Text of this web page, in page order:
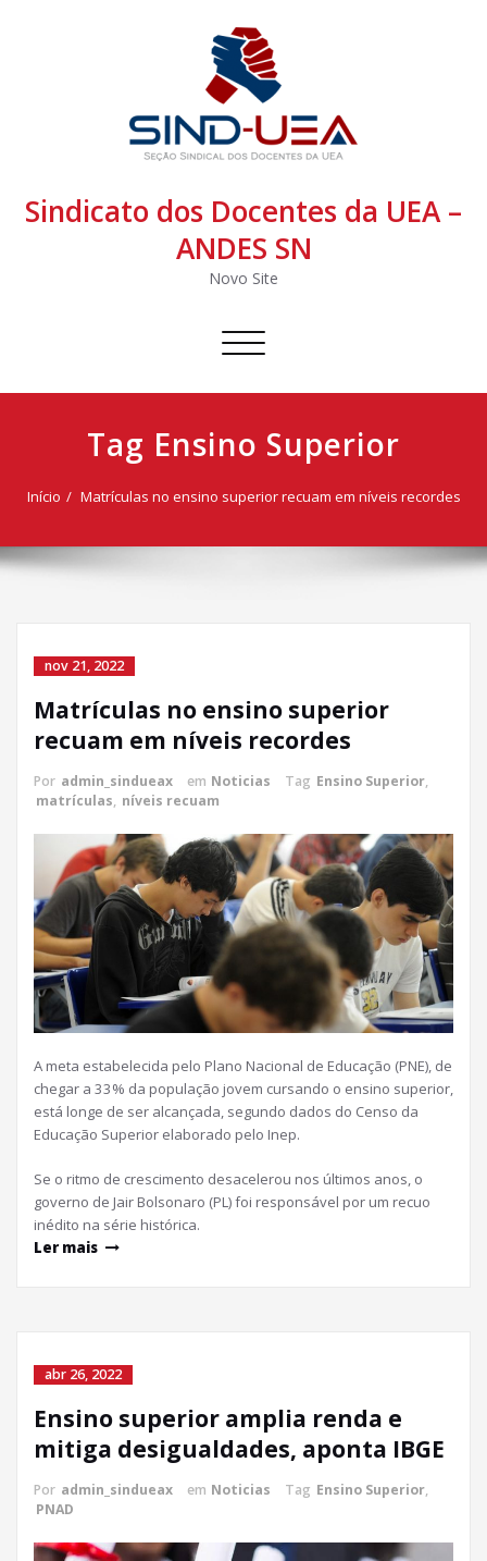
Sindicato dos Docentes da UEA –
ANDES SN
Novo Site
Alternar
Tag Ensino Superior
Início Matrículas no ensino superior recuam em níveis recordes
nov 21, 2022
Matrículas no ensino superior
recuam em níveis recordes
Por admin_sindueax em Noticias Tag Ensino Superior,
matrículas, níveis recuam
A meta estabelecida pelo Plano Nacional de Educação (PNE), de
chegar a 33% da população jovem cursando o ensino superior,
está longe de ser alcançada, segundo dados do Censo da
Educação Superior elaborado pelo Inep.
Se o ritmo de crescimento desacelerou nos últimos anos, o
governo de Jair Bolsonaro (PL) foi responsável por um recuo
inédito na série histórica.
Ler mais
abr 26, 2022
Ensino superior amplia renda e
mitiga desigualdades, aponta IBGE
Por admin_sindueax em Noticias Tag Ensino Superior,
PNAD